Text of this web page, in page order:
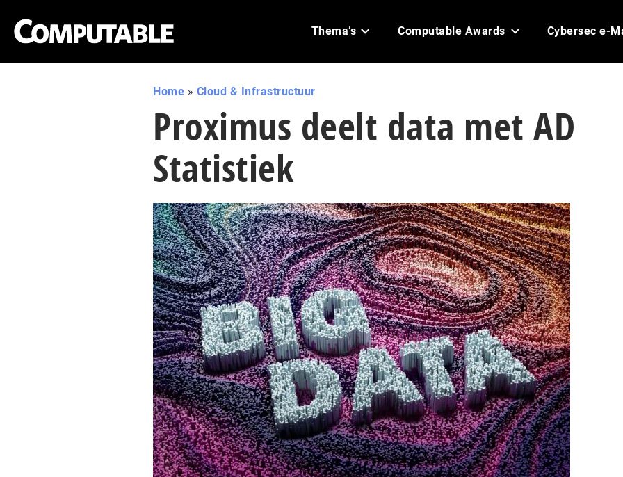
Thema’s Computable Awards Cybersec e-
Home » Cloud & Infrastructuur
Proximus deelt data met AD
Statistiek